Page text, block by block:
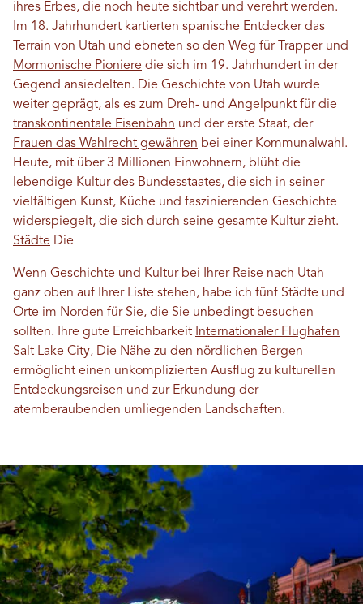
ihres Erbes, die noch heute sichtbar und verehrt werden.
Im 18. Jahrhundert kartierten spanische Entdecker das
Terrain von Utah und ebneten so den Weg für Trapper und
Mormonische Pioniere die sich im 19. Jahrhundert in der
Gegend ansiedelten. Die Geschichte von Utah wurde
weiter geprägt, als es zum Dreh- und Angelpunkt für die
transkontinentale Eisenbahn und der erste Staat, der
Frauen das Wahlrecht gewähren bei einer Kommunalwahl.
Heute, mit über 3 Millionen Einwohnern, blüht die
lebendige Kultur des Bundesstaates, die sich in seiner
vielfältigen Kunst, Küche und faszinierenden Geschichte
widerspiegelt, die sich durch seine gesamte Kultur zieht.
Städte Die
Wenn Geschichte und Kultur bei Ihrer Reise nach Utah
ganz oben auf Ihrer Liste stehen, habe ich fünf Städte und
Orte im Norden für Sie, die Sie unbedingt besuchen
sollten. Ihre gute Erreichbarkeit Internationaler Flughafen
Salt Lake City, Die Nähe zu den nördlichen Bergen
ermöglicht einen unkomplizierten Ausflug zu kulturellen
Entdeckungsreisen und zur Erkundung der
atemberaubenden umliegenden Landschaften.